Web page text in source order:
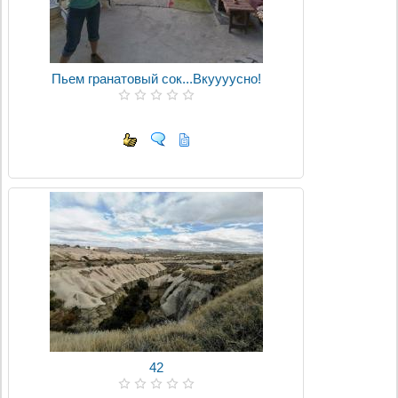
Пьем гранатовый сок...Вкуууусно!
42